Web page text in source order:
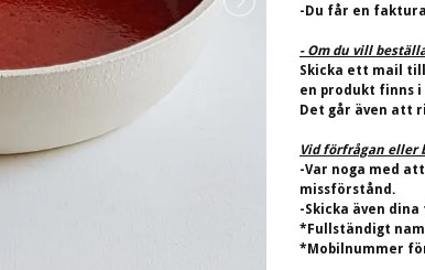
-Du får en
- Om du vill
Skicka ett mail till
en produkt finns i
Det går även att
Vid förfrågan
-Var noga med
missförstånd.
-Skicka även
*Fullständigt
*Mobilnummer